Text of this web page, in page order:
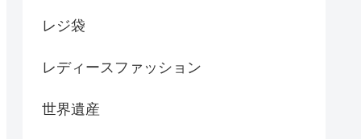
レジ袋
レディースファッション
世界遺産